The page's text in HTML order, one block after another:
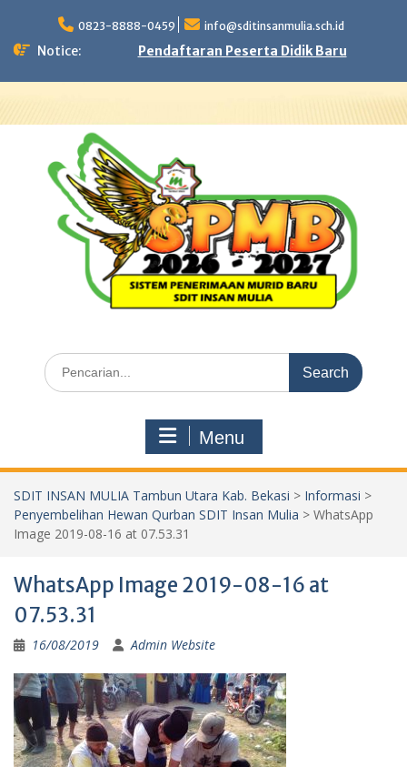
content
0823-8888-0459 info@sditinsanmulia.sch.id
Notice: Pendaftaran Peserta Didik Baru
Search
for:
Menu
SDIT INSAN MULIA Tambun Utara Kab. Bekasi > Informasi >
Penyembelihan Hewan Qurban SDIT Insan Mulia > WhatsApp
Image 2019-08-16 at 07.53.31
WhatsApp Image 2019-08-16 at
07.53.31
16/08/2019 Admin Website